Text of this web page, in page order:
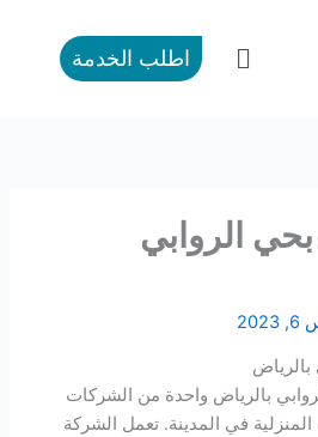
القائمة اطلب الخدمة
الروابي
بالرياض واحدة من الشركات
في المدينة. تعمل الشركة